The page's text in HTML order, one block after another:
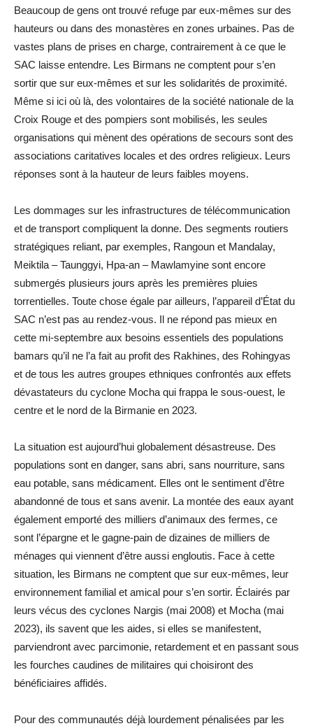
Beaucoup de gens ont trouvé refuge par eux-mêmes sur des
hauteurs ou dans des monastères en zones urbaines. Pas de
vastes plans de prises en charge, contrairement à ce que le
SAC laisse entendre. Les Birmans ne comptent pour s’en
sortir que sur eux-mêmes et sur les solidarités de proximité.
Même si ici où là, des volontaires de la société nationale de la
Croix Rouge et des pompiers sont mobilisés, les seules
organisations qui mènent des opérations de secours sont des
associations caritatives locales et des ordres religieux. Leurs
réponses sont à la hauteur de leurs faibles moyens.
Les dommages sur les infrastructures de télécommunication
et de transport compliquent la donne. Des segments routiers
stratégiques reliant, par exemples, Rangoun et Mandalay,
Meiktila – Taunggyi, Hpa-an – Mawlamyine sont encore
submergés plusieurs jours après les premières pluies
torrentielles. Toute chose égale par ailleurs, l’appareil d’État du
SAC n’est pas au rendez-vous. Il ne répond pas mieux en
cette mi-septembre aux besoins essentiels des populations
bamars qu’il ne l’a fait au profit des Rakhines, des Rohingyas
et de tous les autres groupes ethniques confrontés aux effets
dévastateurs du cyclone Mocha qui frappa le sous-ouest, le
centre et le nord de la Birmanie en 2023.
La situation est aujourd’hui globalement désastreuse. Des
populations sont en danger, sans abri, sans nourriture, sans
eau potable, sans médicament. Elles ont le sentiment d’être
abandonné de tous et sans avenir. La montée des eaux ayant
également emporté des milliers d’animaux des fermes, ce
sont l’épargne et le gagne-pain de dizaines de milliers de
ménages qui viennent d’être aussi engloutis. Face à cette
situation, les Birmans ne comptent que sur eux-mêmes, leur
environnement familial et amical pour s’en sortir. Éclairés par
leurs vécus des cyclones Nargis (mai 2008) et Mocha (mai
2023), ils savent que les aides, si elles se manifestent,
parviendront avec parcimonie, retardement et en passant sous
les fourches caudines de militaires qui choisiront des
bénéficiaires affidés.
Pour des communautés déjà lourdement pénalisées par les